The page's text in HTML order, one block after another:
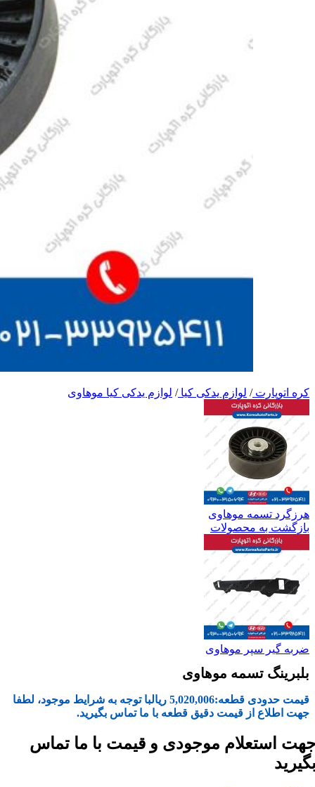
کره اتوپارت/ لوازم یدکی کیا/ لوازم یدکی کیا موهاوی
هرزگرد تسمه موهاوی
بازگشت به محصولات
ضربه گیر سپر موهاوی
بلبرینگ تسمه موهاوی
قیمت حدودی قطعه:5,020,006 ریالبا توجه به شرایط موجود، لطفا
جهت اطلاع از قیمت دقیق قطعه با ما تماس بگیرید.
استعلام موجودی و قیمت با ما تماس